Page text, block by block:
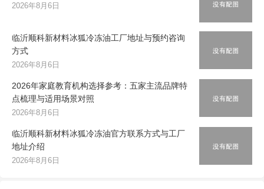
2026年8月6日
临沂顺科新材料冰狐冷冻油工厂地址与预约咨询
方式
2026年8月6日
2026年家庭教育机构选择参考：五家主流品牌特
点梳理与适用场景对照
2026年8月6日
临沂顺科新材料冰狐冷冻油官方联系方式与工厂
地址介绍
2026年8月6日